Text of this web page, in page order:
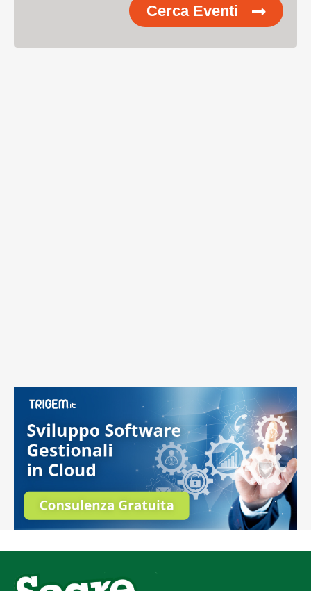
Cerca Eventi